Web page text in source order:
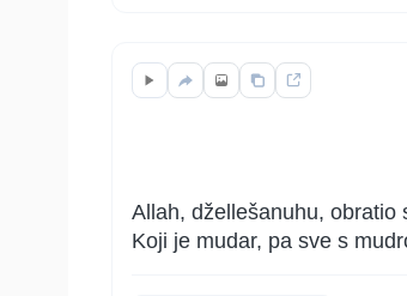
Allah, džellešanuhu, obratio
Koji je mudar, pa sve s